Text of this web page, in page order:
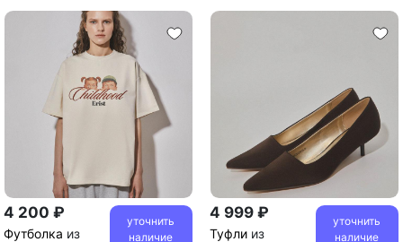
4 200 ₽
Футболка из
уточнить
наличие
4 999 ₽
Туфли из
уточнить
наличие